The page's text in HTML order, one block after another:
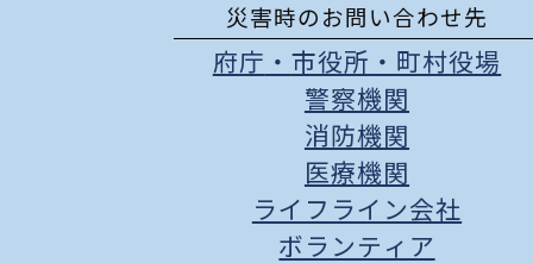
災害時のお問い合わせ先
府庁 ・ 市役所 ・ 町村役場
警察機関
消防機関
医療機関
ライフライン会社
ボランティア